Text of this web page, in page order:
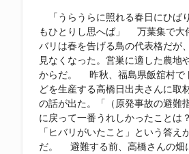
「うらうらに照れる春日にひば
もひとりし思へば」 万葉集で大
バリは春を告げる鳥の代表格だが
見なくなった。営巣に適した農地
からだ。 昨秋、福島県飯舘村で
どを生産する高橋日出夫さんに取
の話が出た。「（原発事故の避難
に戻って一番うれしかったことは
「ヒバリがいたこと」という答え
だ。 避難する前、高橋さんの畑